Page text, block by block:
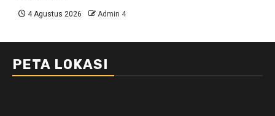
4 Agustus 2026 Admin 4
PETA LOKASI